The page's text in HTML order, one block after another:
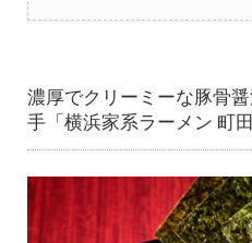
濃厚でクリーミーな豚骨
手「横浜家系ラーメン 町